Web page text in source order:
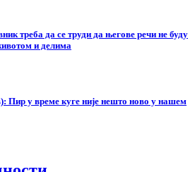
треба да се труди да његове речи не буду
и делима
Пир у време куге није нешто ново у нашем